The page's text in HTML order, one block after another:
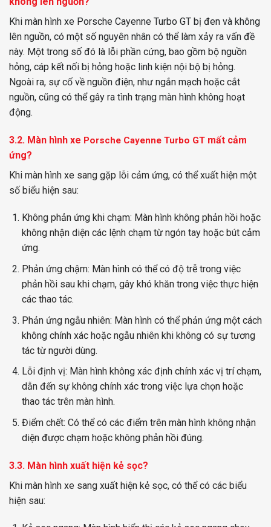
Khi màn hình xe Porsche Cayenne Turbo GT bị đen và không
lên nguồn, có một số nguyên nhân có thể làm xảy ra vấn đề
này. Một trong số đó là lỗi phần cứng, bao gồm bộ nguồn
hỏng, cáp kết nối bị hỏng hoặc linh kiện nội bộ bị hỏng.
Ngoài ra, sự cố về nguồn điện, như ngắn mạch hoặc cắt
nguồn, cũng có thể gây ra tình trạng màn hình không hoạt
động.
3.2. Màn hình xe Porsche Cayenne Turbo GT mất cảm
ứng?
Khi màn hình xe sang gặp lỗi cảm ứng, có thể xuất hiện một
số biểu hiện sau:
Không phản ứng khi chạm: Màn hình không phản hồi hoặc
không nhận diện các lệnh chạm từ ngón tay hoặc bút cảm
ứng.
Phản ứng chậm: Màn hình có thể có độ trễ trong việc
phản hồi sau khi chạm, gây khó khăn trong việc thực hiện
các thao tác.
Phản ứng ngẫu nhiên: Màn hình có thể phản ứng một cách
không chính xác hoặc ngẫu nhiên khi không có sự tương
tác từ người dùng.
Lỗi định vị: Màn hình không xác định chính xác vị trí chạm,
dẫn đến sự không chính xác trong việc lựa chọn hoặc
thao tác trên màn hình.
Điểm chết: Có thể có các điểm trên màn hình không nhận
diện được chạm hoặc không phản hồi đúng.
3.3. Màn hình xuất hiện kẻ sọc?
Khi màn hình xe sang xuất hiện kẻ sọc, có thể có các biểu
hiện sau: